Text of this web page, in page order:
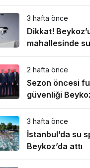
3 hafta önce
Dikkat!
mahallesinde
2 hafta önce
Sezon öncesi
güvenliği
3 hafta önce
İstanbul’da su
Beykoz’da attı